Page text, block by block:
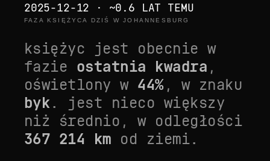
2025-12-12 · ~0.6 LAT TEMU
FAZA KSIĘŻYCA DZIŚ W JOHANNESBURG
księżyc jest obecnie w
fazie ostatnia kwadra ,
oświetlony w 44%, w znaku
byk. jest nieco większy
niż średnio , w odległości
367 214 km od ziemi.